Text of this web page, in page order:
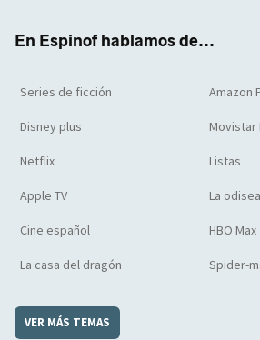
En Espinof hablamos de...
Series de ficción Amazon
Disney plus Movistar
Netflix Listas
Apple TV La odisea
Cine español HBO Max
La casa del dragón Spider-
VER MÁS TEMAS